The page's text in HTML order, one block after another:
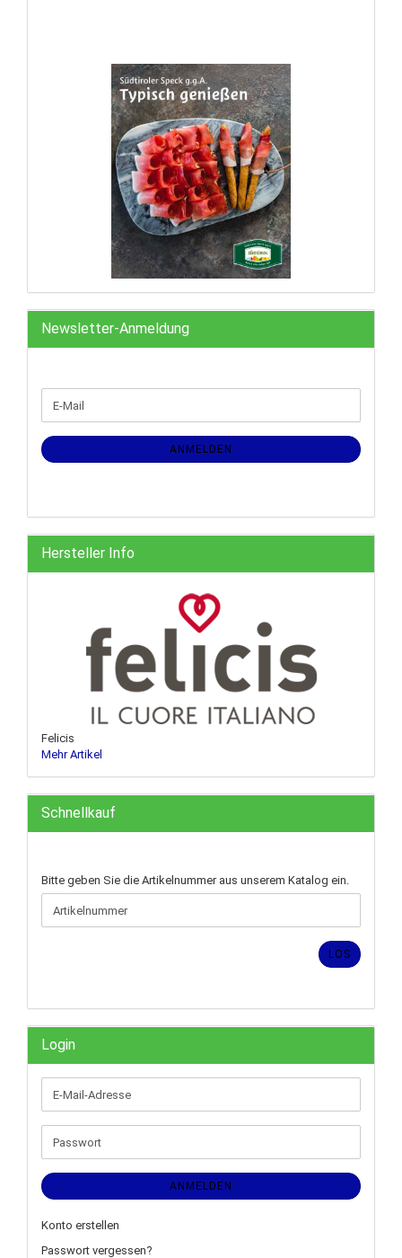
Newsletter-Anmeldung
ZUR
ANMELDUNG
E-
Mail
ANMELDEN
Hersteller Info
Felicis
Mehr Artikel
Schnellkauf
BITTE
GEBEN
SIE
DIE
EIN.
Bitte geben Sie die Artikelnummer aus unserem Katalog ein.
LOS
Login
E-
Mail-
Adresse
Passwort
ANMELDEN
Konto erstellen
Passwort vergessen?